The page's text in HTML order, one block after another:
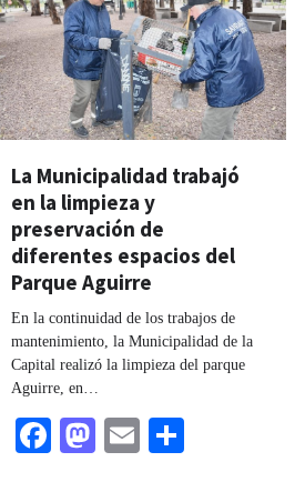
La Municipalidad trabajó
en la limpieza y
preservación de
diferentes espacios del
Parque Aguirre
En la continuidad de los trabajos de
mantenimiento, la Municipalidad de la
Capital realizó la limpieza del parque
Aguirre, en…
Facebook
Mastodon
Email